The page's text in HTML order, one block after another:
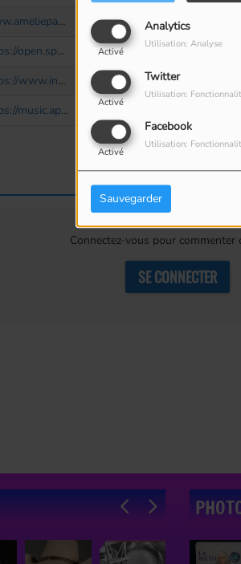
Analytics
Activé
Utilisation: Analyse
Twitter
Activé
Utilisation:
Facebook
Activé
Utilisation:
Sauvegarder
www.ameliepaul.com
https://open.spotify.com/artist/6KXyBGH5CMqtG99LI9Yhvf?si=FpUZZNv1S6WER3RsLvj_RA
https://www.instagram.com/amelie_paul/
https://music.apple.com/ca/artist/am%C3%A9lie-paul/1402331975?l=fr
Connectez-vous pour commenter
SE CONNECTER